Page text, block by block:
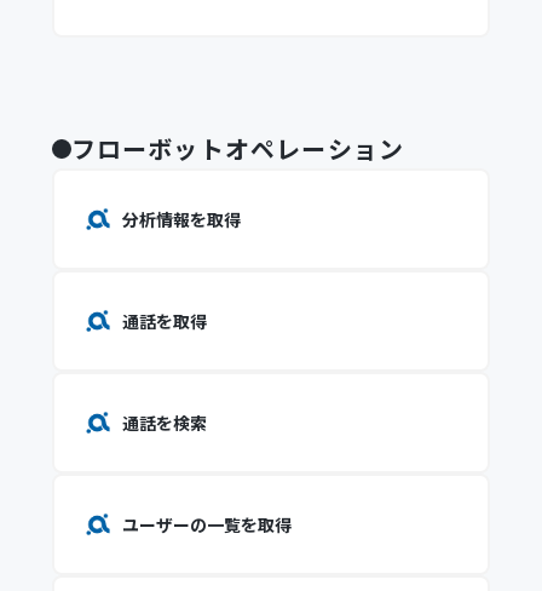
フローボットオペレーション
分析情報を取得
通話を取得
通話を検索
ユーザーの一覧を取得